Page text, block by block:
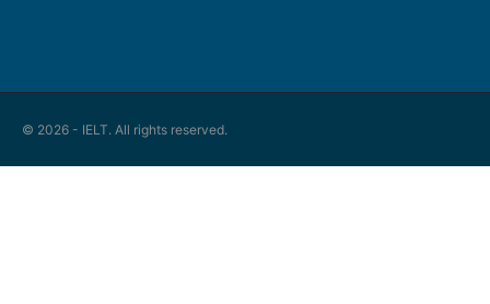
© 2026 - IELT. All rights reserved.